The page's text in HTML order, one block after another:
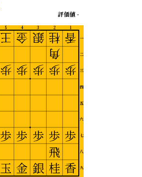
1
2
3
4
5
一
二
三
四
五
六
七
八
九
評価値 -
香
歩
歩
香
桂
角
歩
歩
飛
桂
銀
歩
歩
銀
金
歩
歩
金
王
歩
歩
玉